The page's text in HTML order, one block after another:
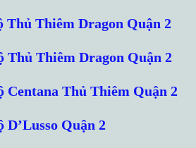
Thủ Thiêm Dragon Quận 2
Thủ Thiêm Dragon Quận 2
Centana Thủ Thiêm Quận 2
D’Lusso Quận 2